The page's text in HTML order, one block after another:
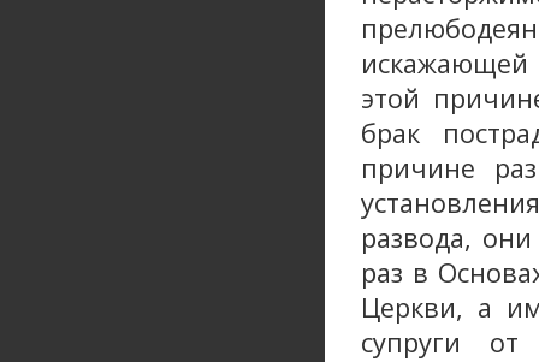
искажающей
этой
брак
причине
развода,
раз в
Церкви, а
супруги от